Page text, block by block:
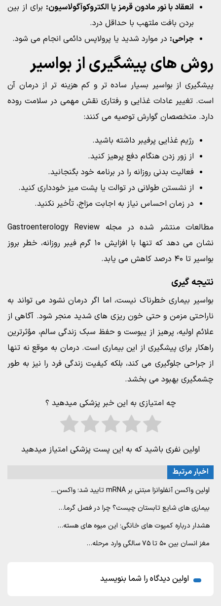
انعقاد با نور مادون قرمز یا الکتروکوآگولاسیون: برای از بین
بردن بافت ملتهب با حداقل درد.
جراحی: در موارد شدید یا پرولاپس دائمی انجام می شود.
روش های پیشگیری از بواسیر
پیشگیری از بواسیر بسیار ساده تر و کم هزینه تر از درمان آن
است. تغییر عادات غذایی و رفتاری نقش مهمی در سلامت روده
دارد. متخصصان گوارش توصیه می کنند:
رژیم غذایی پرفیبر داشته باشید.
از زور زدن هنگام دفع پرهیز کنید.
فعالیت بدنی روزانه را در برنامه خود بگنجانید.
از نشستن طولانی در توالت یا پشت میز خودداری کنید.
در زمان احساس نیاز به اجابت مزاج، تأخیر نکنید.
مطالعات منتشر شده در مجله Gastroenterology Review
نشان می دهد که تنها با افزایش ۱۰ گرم فیبر روزانه، خطر بروز
بواسیر تا ۴۰ درصد کاهش می یابد.
نتیجه گیری
بواسیر بیماری خطرناک نیست، اما اگر درمان نشود می تواند به
ناراحتی مزمن و حتی خون ریزی های شدید منجر شود. آگاهی از
علائم اولیه، پرهیز از یبوست و حفظ سبک زندگی سالم، مؤثرترین
راهکار برای پیشگیری از این بیماری است. درمان به موقع نه تنها
از جراحی جلوگیری می کند، بلکه کیفیت زندگی فرد را نیز به طور
چشمگیری بهبود می بخشد.
چه امتیازی به این خبر پزشکی میدهید ؟
اولین نفری باشید که به این پست پزشکی امتیاز میدهید
اخبار مرتبط
اولین واکسن آنفلوانزا مبتنی بر mRNA تایید شد؛ واکسن…
بیماری های شایع تابستان چیست؟ چرا در فصل گرما…
هشدار درباره کمپوت های خانگی؛ این میوه های هسته…
مغز انسان بین ۵۰ تا ۷۵ سالگی وارد مرحله…
اولین دیدگاه را شما بنویسید